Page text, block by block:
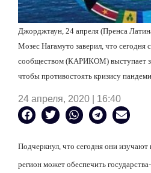
Джорджтаун, 24 апреля (Пренса
Мозес Нагамуто заверил, что сегодня
сообществом (КАРИКОМ) выступает
чтобы противостоять кризису
24 апреля, 2020 | 16:40
Подчеркнул, что сегодня они
регион может обеспечить